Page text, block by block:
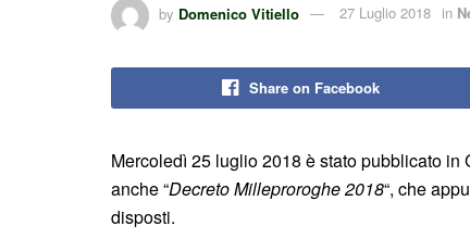
by Domenico Vitiello 27 Luglio 2018 in
Share on Facebook
Mercoledì 25 luglio 2018 è stato pubblicato
anche “Decreto Milleproroghe 2018“, che
disposti.